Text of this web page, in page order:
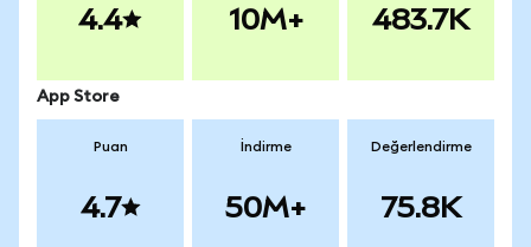
4.4 10M+ 483.7K
App Store
Puan
4.7
İndirme
50M+
Değerlendirme
75.8K